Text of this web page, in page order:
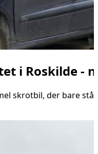
i Roskilde -
skrotbil, der bare